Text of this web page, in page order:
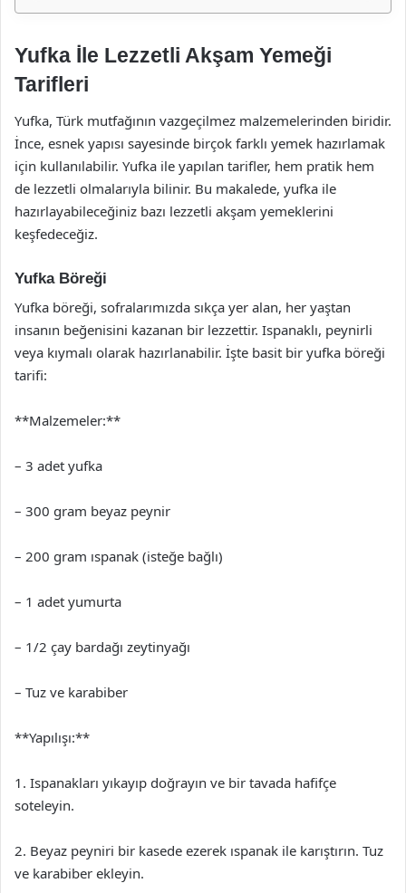
Yufka İle Lezzetli Akşam Yemeği
Tarifleri
Yufka, Türk mutfağının vazgeçilmez malzemelerinden biridir.
İnce, esnek yapısı sayesinde birçok farklı yemek hazırlamak
için kullanılabilir. Yufka ile yapılan tarifler, hem pratik hem
de lezzetli olmalarıyla bilinir. Bu makalede, yufka ile
hazırlayabileceğiniz bazı lezzetli akşam yemeklerini
keşfedeceğiz.
Yufka Böreği
Yufka böreği, sofralarımızda sıkça yer alan, her yaştan
insanın beğenisini kazanan bir lezzettir. Ispanaklı, peynirli
veya kıymalı olarak hazırlanabilir. İşte basit bir yufka böreği
tarifi:
**Malzemeler:**
– 3 adet yufka
– 300 gram beyaz peynir
– 200 gram ıspanak (isteğe bağlı)
– 1 adet yumurta
– 1/2 çay bardağı zeytinyağı
– Tuz ve karabiber
**Yapılışı:**
1. Ispanakları yıkayıp doğrayın ve bir tavada hafifçe
soteleyin.
2. Beyaz peyniri bir kasede ezerek ıspanak ile karıştırın. Tuz
ve karabiber ekleyin.